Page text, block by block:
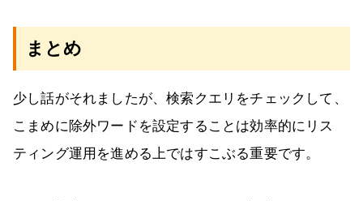
まとめ
少し話がそれましたが、検索クエリをチェックして、
こまめに除外ワードを設定することは効率的にリス
ティング運用を進める上ではすこぶる重要です。